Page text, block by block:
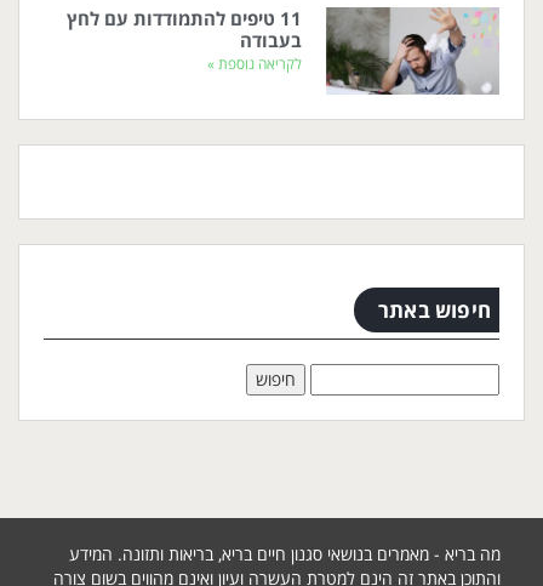
11 טיפים להתמודדות עם לחץ
בעבודה
לקריאה נוספת »
חיפוש באתר
מה בריא - מאמרים בנושאי סגנון חיים בריא, בריאות ותזונה. המידע
והתוכן באתר זה הינם למטרת העשרה ועיון ואינם מהווים בשום צורה